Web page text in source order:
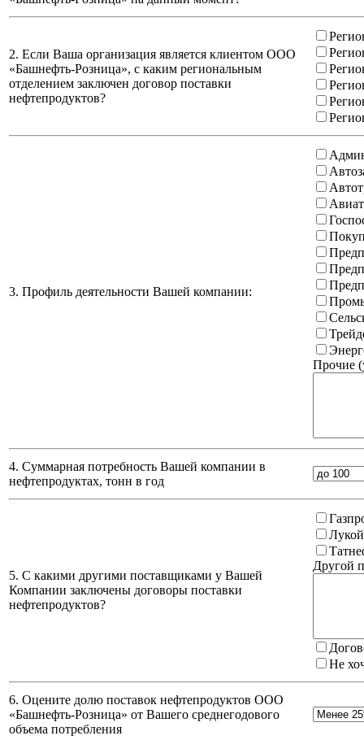
2. Если Ваша организация является клиентом ООО
«Башнефть-Розница», с каким региональным
отделением заключен договор поставки
нефтепродуктов?
3. Профиль деятельности Вашей компании:
Прочие
4. Суммарная потребность Вашей компании в
нефтепродуктах, тонн в год
5. С какими другими поставщиками у Вашей
Компании заключены договоры поставки
нефтепродуктов?
Другой
Не
6. Оцените долю поставок нефтепродуктов ООО
«Башнефть-Розница» от Вашего среднегодового
объема потребления